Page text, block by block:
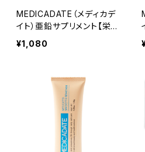
MEDICADATE（メディカデ
イト）亜鉛サプリメント【栄養
機能性食品】
¥1,080